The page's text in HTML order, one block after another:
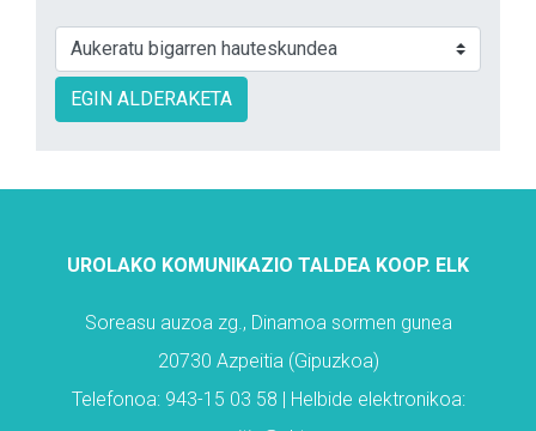
EGIN ALDERAKETA
UROLAKO KOMUNIKAZIO TALDEA KOOP. ELK
Soreasu auzoa zg., Dinamoa sormen gunea
20730 Azpeitia (Gipuzkoa)
Telefonoa: 943-15 03 58 | Helbide elektronikoa: